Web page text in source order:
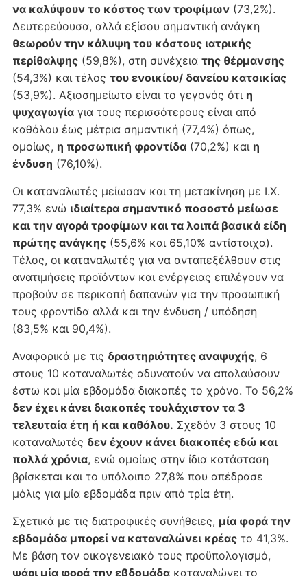
να καλύψουν το κόστος των τροφίμων(73,2%).
Δευτερεύουσα, αλλά εξίσου σημαντική ανάγκη
θεωρούν την κάλυψη του κόστους ιατρικής
περίθαλψης(59,8%), στη συνέχεια της θέρμανσης
(54,3%) και τέλος του ενοικίου/ δανείου κατοικίας
(53,9%). Αξιοσημείωτο είναι το γεγο­νός ότι η
ψυχαγωγίαγια τους περισσότερους είναι από
καθόλου έως μέτρια σημαντική (77,4%) όπως,
ομοίως, η προσωπική φροντίδα(70,2%) και η
ένδυση (76,10%).
Οι καταναλωτές μείωσαν και τη μετακίνηση με Ι.Χ.
77,3% ενώ ιδιαίτερα σημαντικό ποσοστό μείωσε
και την αγορά τροφίμων και τα λοιπά βασικά είδη
πρώτης ανάγκης(55,6% και 65,10% αντίστοιχα).
Τέλος, οι καταναλωτές για να ανταπεξέλθουν στις
ανατιμήσεις προϊόντων και ενέργειας επιλέγουν να
προβούν σε περικοπή δαπανών για την προσωπική
τους φροντίδα αλλά και την ένδυση / υπόδηση
(83,5% και 90,4%).
Αναφορικά με τις δραστηριότητες αναψυχής, 6
στους 10 καταναλωτές αδυνατούν να απολαύ­σουν
έστω και μία εβδομάδα διακοπές το χρόνο. Το 56,2%
δεν έχει κάνει διακοπές τουλάχιστον τα 3
τελευταία έτη ή και καθόλου. Σχεδόν 3 στους 10
καταναλωτές δεν έχουν κάνει διακοπές εδώ και
πολλά χρόνια, ενώ ομοίως στην ίδια κατάσταση
βρίσκεται και το υπόλοιπο 27,8% που απέδρασε
μόλις για μία εβδομάδα πριν από τρία έτη.
Σχετικά με τις διατροφικές συνήθειες, μία φορά την
εβδομάδα μπορεί να καταναλώνει κρέαςτο 41,3%.
Με βάση τον οικογενειακό τους προϋπολογισμό,
ψάρι μία φορά την εβδομάδακαταναλώνει το